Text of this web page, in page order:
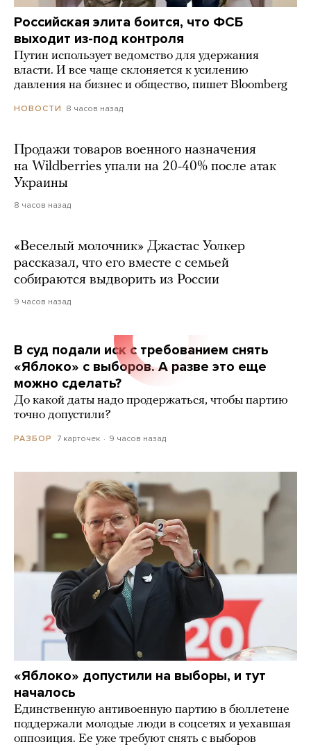
Российская элита боится, что ФСБ
выходит из-под контроля
Путин использует ведомство для удержания
власти. И все чаще склоняется к усилению
давления на бизнес и общество, пишет Bloomberg
НОВОСТИ 8 часов назад
Продажи товаров военного назначения
на Wildberries упали на 20-40% после атак
Украины
8 часов назад
«Веселый молочник» Джастас Уолкер
рассказал, что его вместе с семьей
собираются выдворить из России
9 часов назад
В суд подали иск с требованием снять
«Яблоко» с выборов. А разве это еще
можно сделать?
До какой даты надо продержаться, чтобы партию
точно допустили?
РАЗБОР 7 карточек 9 часов назад
«Яблоко» допустили на выборы, и тут
началось
Единственную антивоенную партию в бюллетене
поддержали молодые люди в соцсетях и уехавшая
оппозиция. Ее уже требуют снять с выборов